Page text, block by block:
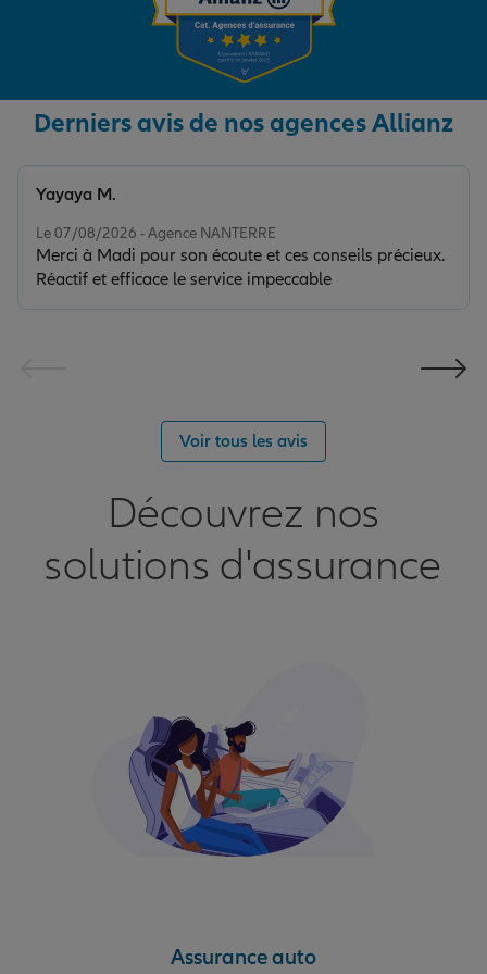
Derniers avis de nos agences Allianz
Le 07/08/2026 - Agence NANTERRE
Merci à Madi pour son écoute et ces conseils précieux.
Réactif et efficace le service impeccable
Yayaya M.
Voir tous les avis
Découvrez nos
solutions d'assurance
Assurance auto